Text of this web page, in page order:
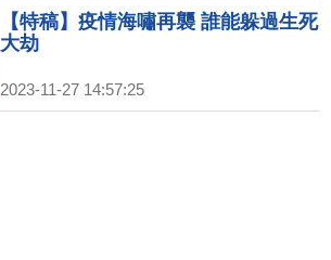
【特稿】疫情海嘯再襲 誰能躲過生死
大劫
2023-11-27 14:57:25